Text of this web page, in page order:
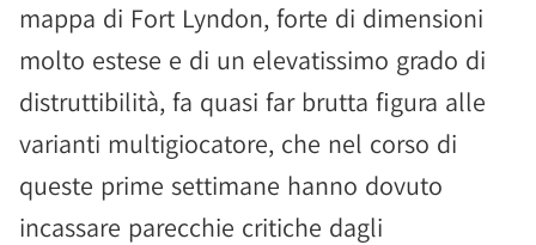
mappa di Fort Lyndon, forte di dimensioni
molto estese e di un elevatissimo grado di
distruttibilità, fa quasi far brutta figura alle
varianti multigiocatore, che nel corso di
queste prime settimane hanno dovuto
incassare parecchie critiche dagli